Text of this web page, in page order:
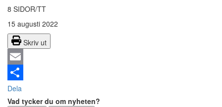
8 SIDOR/TT
15 augusti 2022
Skriv ut
Email
Dela
Vad tycker du om nyheten?